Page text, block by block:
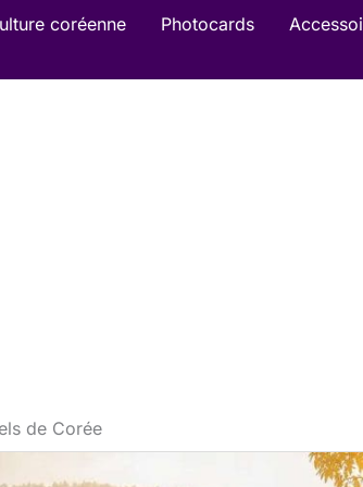
coréenne Photocards
de Corée